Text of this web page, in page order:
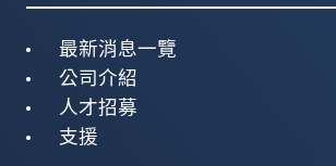
最新消息一覽
公司介紹
人才招募
支援